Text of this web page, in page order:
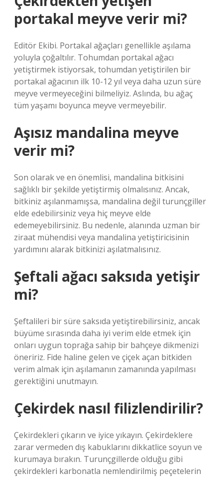
portakal meyve verir mi?
Editör Ekibi. Portakal ağaçları genellikle aşılama
yoluyla çoğaltılır. Tohumdan portakal ağacı
yetiştirmek istiyorsak, tohumdan yetiştirilen bir
portakal ağacının ilk 10-12 yıl veya daha uzun süre
meyve vermeyeceğini bilmeliyiz. Aslında, bu ağaç
tüm yaşamı boyunca meyve vermeyebilir.
Aşısız mandalina meyve
verir mi?
Son olarak ve en önemlisi, mandalina bitkisini
sağlıklı bir şekilde yetiştirmiş olmalısınız. Ancak,
bitkiniz aşılanmamışsa, mandalina değil turunçgiller
elde edebilirsiniz veya hiç meyve elde
edemeyebilirsiniz. Bu nedenle, alanında uzman bir
ziraat mühendisi veya mandalina yetiştiricisinin
yardımını alarak bitkinizi aşılatmalısınız.
Şeftali ağacı saksıda yetişir
mi?
Şeftalileri bir süre saksıda yetiştirebilirsiniz, ancak
büyüme sırasında daha iyi verim elde etmek için
onları uygun toprağa sahip bir bahçeye dikmenizi
öneririz. Fide haline gelen ve çiçek açan bitkiden
verim almak için aşılamanın zamanında yapılması
gerektiğini unutmayın.
Çekirdek nasıl filizlendirilir?
Çekirdekleri çıkarın ve iyice yıkayın. Çekirdeklere
zarar vermeden dış kabuklarını dikkatlice soyun ve
kurumaya bırakın. Turunçgillerde olduğu gibi
çekirdekleri karbonatla nemlendirilmiş peçetelerin